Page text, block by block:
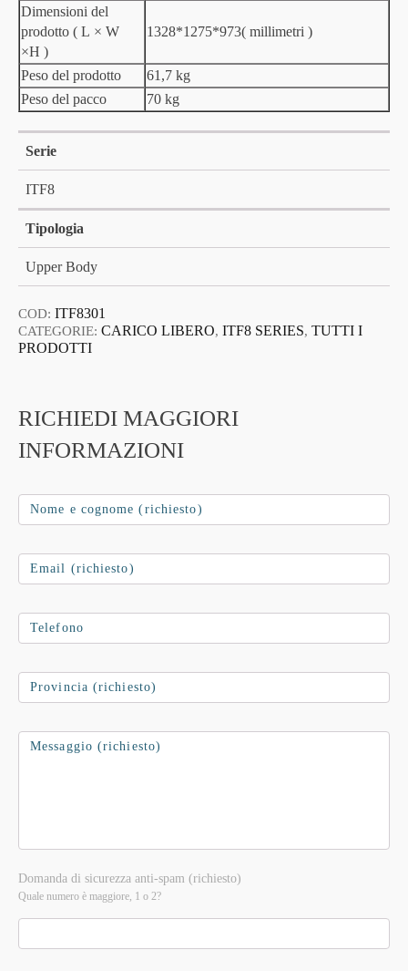
Dimensioni del
prodotto ( L × W
×H )
1328*1275*973( millimetri )
Peso del prodotto
61,7 kg
Peso del pacco
70 kg
Serie
ITF8
Tipologia
Upper Body
COD: ITF8301
CATEGORIE: CARICO LIBERO, ITF8 SERIES, TUTTI I
PRODOTTI
RICHIEDI MAGGIORI
INFORMAZIONI
Domanda di sicurezza anti-spam (richiesto)
Quale numero è maggiore, 1 o 2?